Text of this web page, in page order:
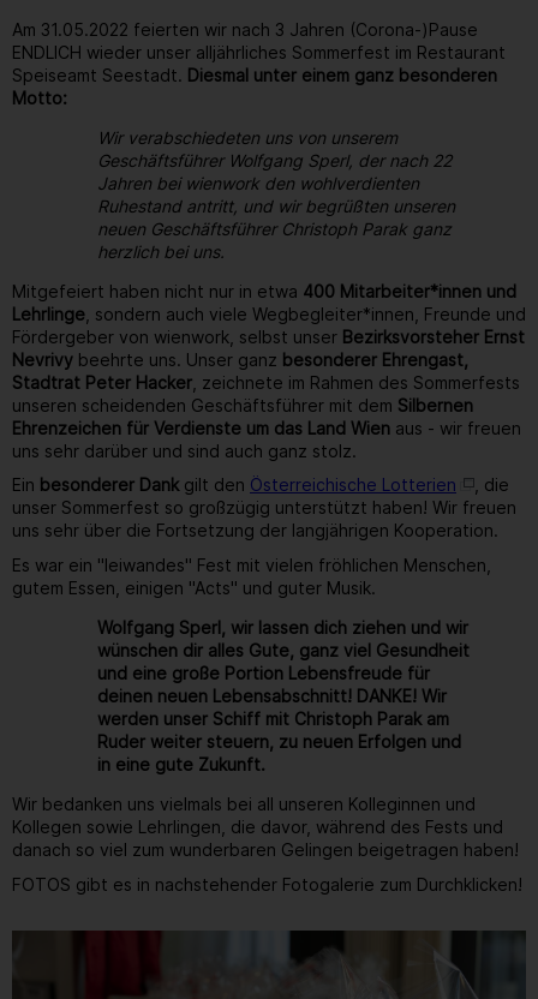
Am 31.05.2022 feierten wir nach 3 Jahren (Corona-)Pause
ENDLICH wieder unser alljährliches Sommerfest im Restaurant
Speiseamt Seestadt. Diesmal unter einem ganz besonderen
Motto:
Wir verabschiedeten uns von unserem
Geschäftsführer Wolfgang Sperl, der nach 22
Jahren bei wienwork den wohlverdienten
Ruhestand antritt, und wir begrüßten unseren
neuen Geschäftsführer Christoph Parak ganz
herzlich bei uns.
Mitgefeiert haben nicht nur in etwa 400 Mitarbeiter*innen und
Lehrlinge , sondern auch viele Wegbegleiter*innen, Freunde und
Fördergeber von wienwork, selbst unser Bezirksvorsteher Ernst
Nevrivy beehrte uns. Unser ganz besonderer Ehrengast,
Stadtrat Peter Hacker , zeichnete im Rahmen des Sommerfests
unseren scheidenden Geschäftsführer mit dem Silbernen
Ehrenzeichen für Verdienste um das Land Wien aus - wir freuen
uns sehr darüber und sind auch ganz stolz.
Ein besonderer Dank gilt den Österreichische Lotterien
, die
unser Sommerfest so großzügig unterstützt haben! Wir freuen
uns sehr über die Fortsetzung der langjährigen Kooperation.
Es war ein "leiwandes" Fest mit vielen fröhlichen Menschen,
gutem Essen, einigen "Acts" und guter Musik.
Wolfgang Sperl, wir lassen dich ziehen und wir
wünschen dir alles Gute, ganz viel Gesundheit
und eine große Portion Lebensfreude für
deinen neuen Lebensabschnitt! DANKE! Wir
werden unser Schiff mit Christoph Parak am
Ruder weiter steuern, zu neuen Erfolgen und
in eine gute Zukunft.
Wir bedanken uns vielmals bei all unseren Kolleginnen und
Kollegen sowie Lehrlingen, die davor, während des Fests und
danach so viel zum wunderbaren Gelingen beigetragen haben!
FOTOS gibt es in nachstehender Fotogalerie zum Durchklicken!